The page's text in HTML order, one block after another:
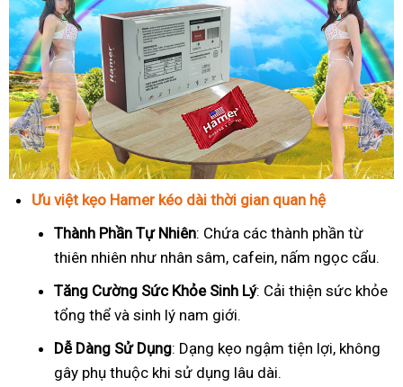
Ưu việt kẹo Hamer kéo dài thời gian quan hệ
Thành Phần Tự Nhiên: Chứa các thành phần từ
thiên nhiên như nhân sâm, cafein, nấm ngọc cẩu.
Tăng Cường Sức Khỏe Sinh Lý: Cải thiện sức khỏe
tổng thể và sinh lý nam giới.
Dễ Dàng Sử Dụng: Dạng kẹo ngậm tiện lợi, không
gây phụ thuộc khi sử dụng lâu dài.